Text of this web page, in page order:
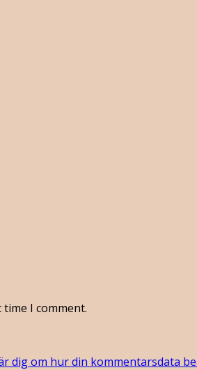
I comment.
dig om hur din kommentarsdata